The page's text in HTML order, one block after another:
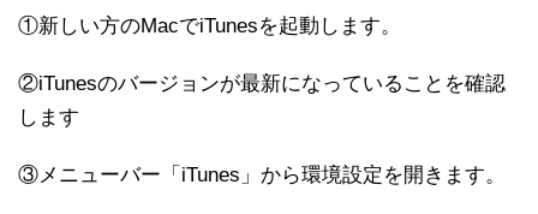
①新しい方のMacでiTunesを起動します。
②iTunesのバージョンが最新になっていることを確認
します
③メニューバー「iTunes」から環境設定を開きます。